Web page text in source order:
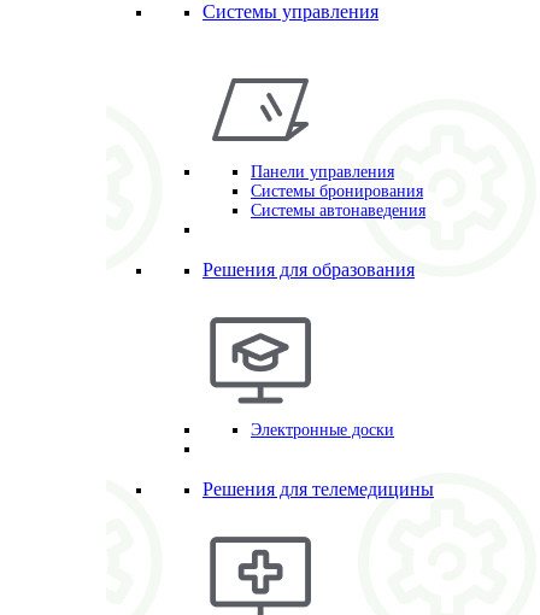
Системы управления
Панели управления
Системы бронирования
Системы автонаведения
Решения для образования
Электронные доски
Решения для телемедицины